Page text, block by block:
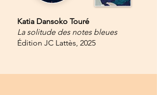
Katia Dansoko Touré
La solitude des notes bleues
Édition JC Lattès, 2025